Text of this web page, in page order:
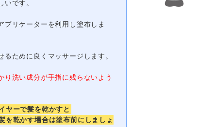
です。
プリケーターを利用し塗布しま
ために良くマッサージします。
り洗い成分が手指に残らないよう
ヤーで髪を乾かすと
を乾かす場合は塗布前にしましょ